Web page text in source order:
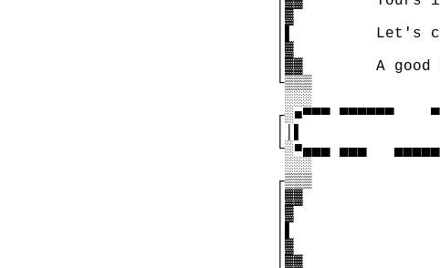
  │▓
│▌         Let's
  │▓
│▓▓        A good
  └▒▒▒
   ░░░
┌░■▀▀▀ ▀▀▀▀▀▀
││▌
└░■▄▄▄ ▄▄▄
   ░░░
  ┌▒▒▒
  │▓▓
  │▓
│▌
  │▓
  │▓▓